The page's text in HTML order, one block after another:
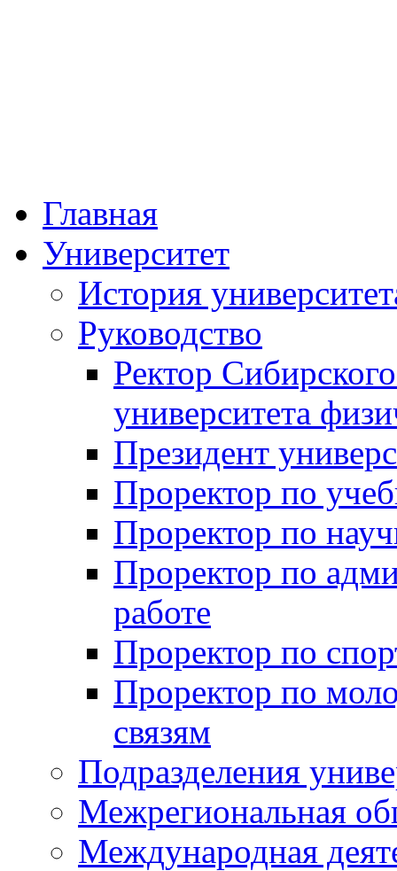
Главная
Университет
История
Руководство
Ректор
университета
Президент
Проректор по
Проректор по
Проректор по
работе
Проректор по
Проректор по
связям
Подразделения
Межрегиональная
Международная